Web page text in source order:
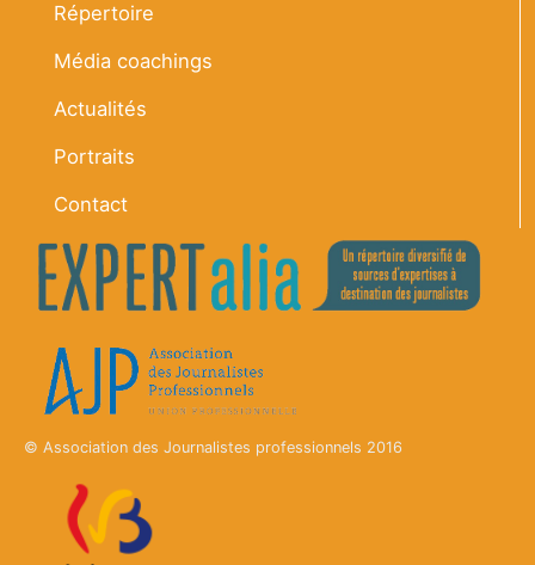
Répertoire
Média coachings
Actualités
Portraits
Contact
© Association des Journalistes professionnels 2016